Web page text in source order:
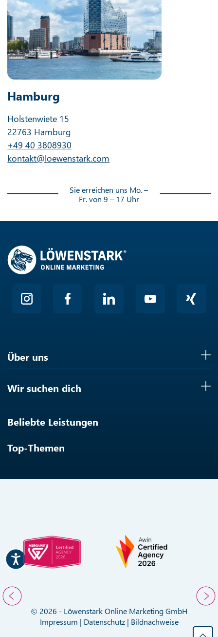
Hamburg
Holstenwiete 15
22763 Hamburg
+49 40 3808930
kontakt@loewenstark.com
Sie erreichen uns Mo. –
Fr. von 9 – 17 Uhr
Über uns
Wir suchen dich
Beliebte Leistungen
Top-Themen
© 2026 - Löwenstark Online Marketing GmbH
Impressum | Datenschutz| Bildnachweise